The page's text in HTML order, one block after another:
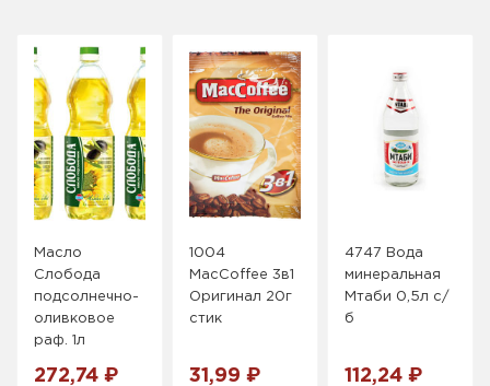
Масло
Слобода
подсолнечно-
оливковое
раф. 1л
272,74 ₽
1004
MacCoffee 3в1
Оригинал 20г
стик
31,99 ₽
4747 Вода
минеральная
Мтаби 0,5л с/
б
112,24 ₽